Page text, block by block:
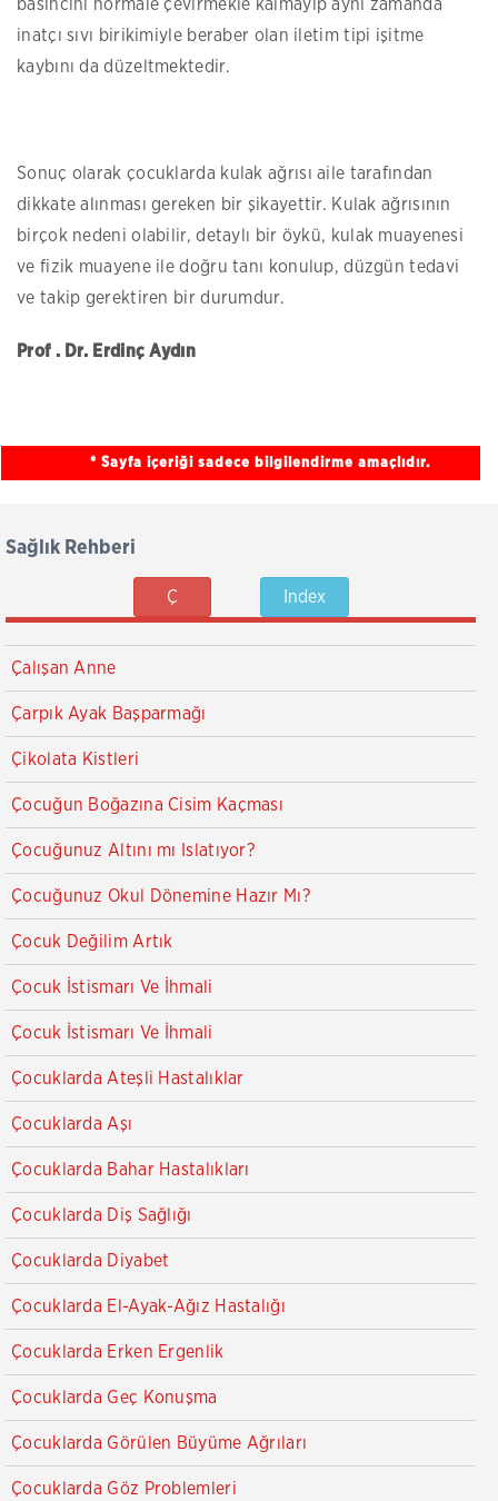
basıncını normale çevirmekle kalmayıp aynı zamanda
inatçı sıvı birikimiyle beraber olan iletim tipi işitme
kaybını da düzeltmektedir.
Sonuç olarak çocuklarda kulak ağrısı aile tarafından
dikkate alınması gereken bir şikayettir. Kulak ağrısının
birçok nedeni olabilir, detaylı bir öykü, kulak muayenesi
ve fizik muayene ile doğru tanı konulup, düzgün tedavi
ve takip gerektiren bir durumdur.
Prof . Dr. Erdinç Aydın
* Sayfa içeriği sadece bilgilendirme amaçlıdır.
Sağlık Rehberi
Ç Index
Çalışan Anne
Çarpık Ayak Başparmağı
Çikolata Kistleri
Çocuğun Boğazına Cisim Kaçması
Çocuğunuz Altını mı Islatıyor?
Çocuğunuz Okul Dönemine Hazır Mı?
Çocuk Değilim Artık
Çocuk İstismarı Ve İhmali
Çocuk İstismarı Ve İhmali
Çocuklarda Ateşli Hastalıklar
Çocuklarda Aşı
Çocuklarda Bahar Hastalıkları
Çocuklarda Diş Sağlığı
Çocuklarda Diyabet
Çocuklarda El-Ayak-Ağız Hastalığı
Çocuklarda Erken Ergenlik
Çocuklarda Geç Konuşma
Çocuklarda Görülen Büyüme Ağrıları
Çocuklarda Göz Problemleri